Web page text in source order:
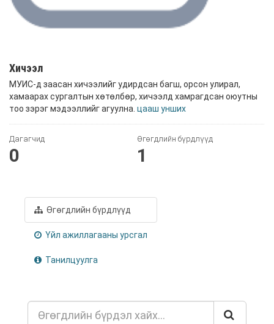
Хичээл
МУИС-д заасан хичээлийг удирдсан багш, орсон улирал,
хамаарах сургалтын хөтөлбөр, хичээлд хамрагдсан оюутны
тоо зэрэг мэдээллийг агуулна. цааш унших
Дагагчид
0
Өгөгдлийн бүрдлүүд
1
Өгөгдлийн бүрдлүүд
Үйл ажиллагааны урсгал
Танилцуулга